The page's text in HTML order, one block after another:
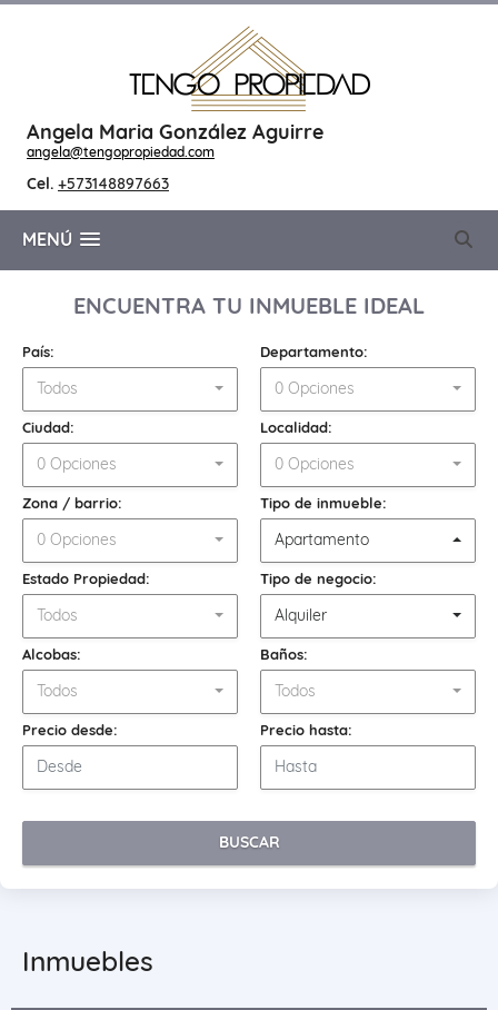
Angela Maria González Aguirre
angela@tengopropiedad.com
Cel. +573148897663
MENÚ
ENCUENTRA TU INMUEBLE IDEAL
País:
Todos
Departamento:
0 Opciones
Ciudad:
0 Opciones
Localidad:
0 Opciones
Zona / barrio:
0 Opciones
Tipo de inmueble:
Apartamento
Estado Propiedad:
Todos
Tipo de negocio:
Alquiler
Alcobas:
Todos
Baños:
Todos
Precio desde: Precio hasta:
BUSCAR
Inmuebles